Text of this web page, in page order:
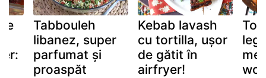
Tabbouleh
libanez, super
parfumat și
proaspăt
Kebab lavash
cu tortilla, ușor
de gătit în
airfryer!